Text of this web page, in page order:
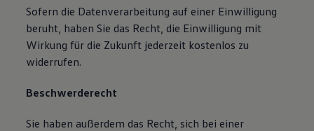
Sofern die Datenverarbeitung auf einer Einwilligung
beruht, haben Sie das Recht, die Einwilligung mit
Wirkung für die Zukunft jederzeit kostenlos zu
widerrufen.
Beschwerderecht
Sie haben außerdem das Recht, sich bei einer